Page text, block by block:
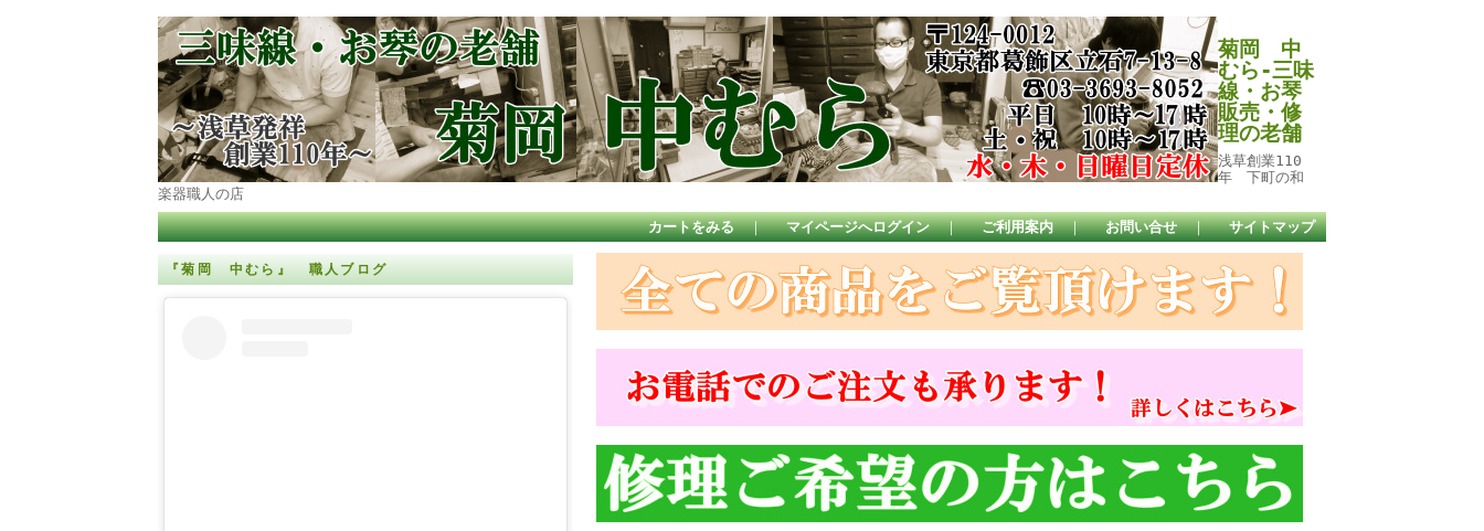
菊岡 中
むら-三味
線・お琴
販売・修
理の老舗
浅草創業110
年 下町の和
楽器職人の店
カートをみる ｜ マイページへログイン ｜ ご利用案内 ｜ お問い合せ ｜ サイトマップ
『菊岡 中むら』 職人ブログ